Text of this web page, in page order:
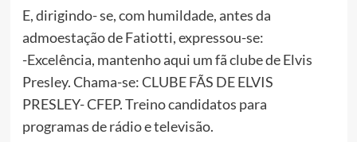
E, dirigindo- se, com humildade, antes da
admoestação de Fatiotti, expressou-se:
-Excelência, mantenho aqui um fã clube de Elvis
Presley. Chama-se: CLUBE FÃS DE ELVIS
PRESLEY- CFEP. Treino candidatos para
programas de rádio e televisão.